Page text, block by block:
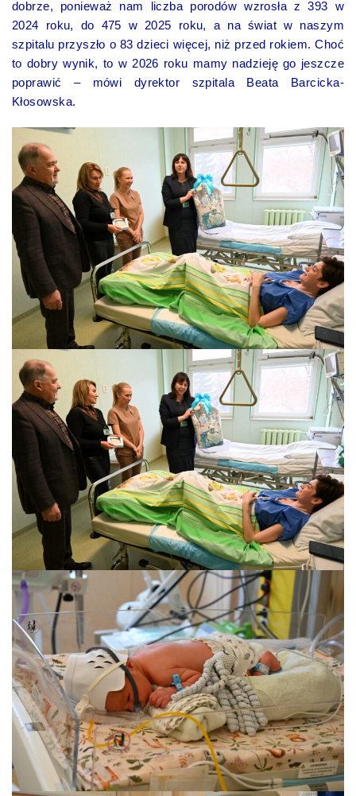
dobrze, ponieważ nam liczba porodów wzrosła z 393 w
2024 roku, do 475 w 2025 roku, a na świat w naszym
szpitalu przyszło o 83 dzieci więcej, niż przed rokiem. Choć
to dobry wynik, to w 2026 roku mamy nadzieję go jeszcze
poprawić – mówi dyrektor szpitala Beata Barcicka-
Kłosowska.